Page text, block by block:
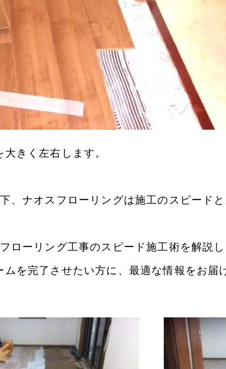
きく左右します。
、ナオスフローリングは施工のスピード
ローリング工事のスピード施工術を解説し
を完了させたい方に、最適な情報をお届